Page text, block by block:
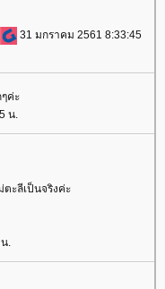
31 มกราคม 2561 8:33:45
ค่ะ
น.
ะลีเป็นจริงค่ะ
.